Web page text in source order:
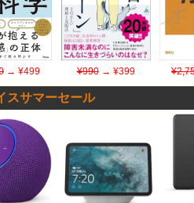
→ ¥499 ¥990→ ¥399
スサマーセール